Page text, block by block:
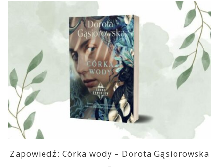
Zapowiedź: Córka wody – Dorota Gąsiorowska